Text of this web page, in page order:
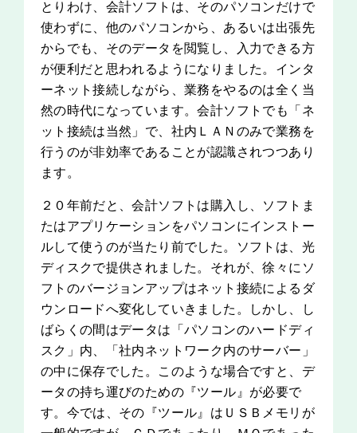
とりわけ、会計ソフトは、そのパソコンだけで
使わずに、他のパソコンから、あるいは出張先
からでも、そのデータを閲覧し、入力できる方
が便利だと思われるようになりました。インタ
ーネット接続しながら、業務をやるのは全く当
然の時代になっています。会計ソフトでも「ネ
ット接続は当然」で、社内ＬＡＮのみで業務を
行うのが非効率であることが認識されつつあり
ます。
２０年前だと、会計ソフトは購入し、ソフトま
たはアプリケーションをパソコンにインストー
ルして使うのが当たり前でした。ソフトは、光
ディスクで提供されました。それが、徐々にソ
フトのバージョンアップはネット接続によるダ
ウンロードへ変化していきました。しかし、し
ばらくの間はデータは「パソコンのハードディ
スク」内、「社内ネットワーク内のサーバー」
の中に保存でした。このような場合ですと、デ
ータの持ち運びのための『ツール』が必要で
す。今では、その『ツール』はＵＳＢメモリが